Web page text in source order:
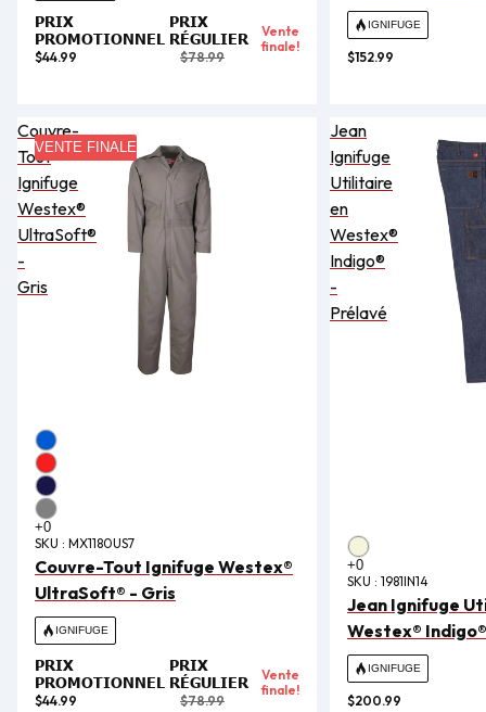
PRIX
PROMOTIONNEL
$44.99
PRIX
RÉGULIER
$78.99
Vente
finale!
IGNIFUGE
$152.99
Couvre-
Tout
Ignifuge
Westex®
UltraSoft®
-
Gris
VENTE FINALE
SKU : MX1180US7
Couvre-Tout Ignifuge Westex®
UltraSoft® - Gris
IGNIFUGE
PRIX
PROMOTIONNEL
$44.99
PRIX
RÉGULIER
$78.99
Vente
finale!
Jean
Ignifuge
Utilitaire
en
Westex®
Indigo®
-
Prélavé
SKU : 1981IN14
Jean Ignifuge
Westex®
IGNIFUGE
$200.99